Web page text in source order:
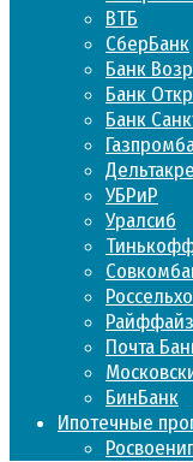
ВТБ
СберБанк
Банк
Банк
Банк
УБРиР
Уралсиб
Почта
БинБанк
Ипотечные